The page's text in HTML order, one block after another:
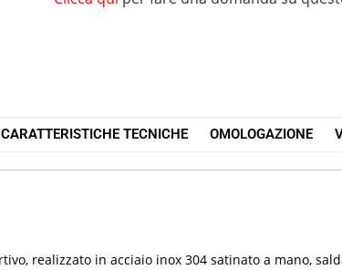
CARATTERISTICHE TECNICHE OMOLOGAZIONE
realizzato in acciaio inox 304 satinato a mano,